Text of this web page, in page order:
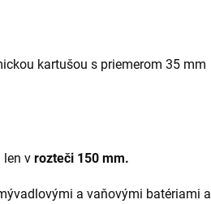
kartušou s priemerom 35 mm
len v rozteči 150 mm.
a vaňovými batériami a